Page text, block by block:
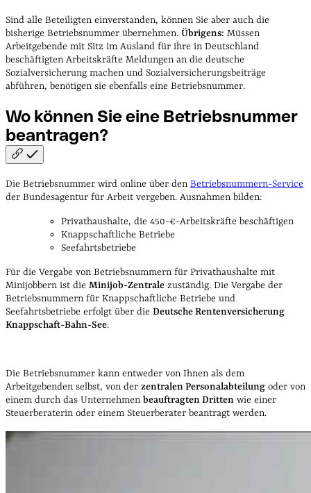
Sind alle Beteiligten einverstanden, können Sie aber auch die
bisherige Betriebsnummer übernehmen. Übrigens: Müssen
Arbeitgebende mit Sitz im Ausland für ihre in Deutschland
beschäftigten Arbeitskräfte Meldungen an die deutsche
Sozialversicherung machen und Sozialversicherungsbeiträge
abführen, benötigen sie ebenfalls eine Betriebsnummer.
Wo können Sie eine Betriebsnummer
beantragen?
Die Betriebsnummer wird online über den Betriebsnummern-Service
der Bundesagentur für Arbeit vergeben. Ausnahmen bilden:
Privathaushalte, die 450-€-Arbeitskräfte beschäftigen
Knappschaftliche Betriebe
Seefahrtsbetriebe
Für die Vergabe von Betriebsnummern für Privathaushalte mit
Minijobbern ist die Minijob-Zentrale zuständig. Die Vergabe der
Betriebsnummern für Knappschaftliche Betriebe und
Seefahrtsbetriebe erfolgt über die Deutsche Rentenversicherung
Knappschaft-Bahn-See.
Die Betriebsnummer kann entweder von Ihnen als dem
Arbeitgebenden selbst, von der zentralen Personalabteilung oder von
einem durch das Unternehmen beauftragten Dritten wie einer
Steuerberaterin oder einem Steuerberater beantragt werden.